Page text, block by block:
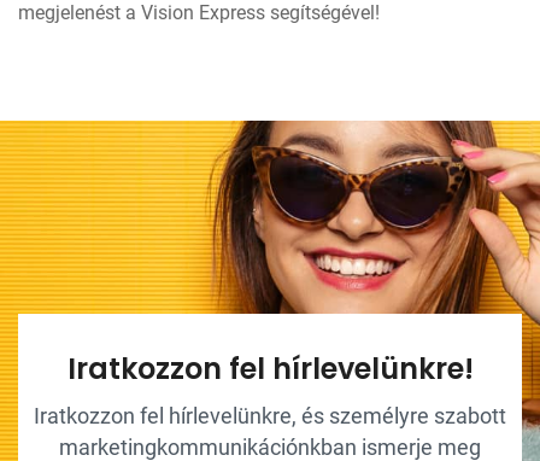
megjelenést a Vision Express segítségével!
Iratkozzon fel hírlevelünkre!
Iratkozzon fel hírlevelünkre, és személyre szabott
marketingkommunikációnkban ismerje meg